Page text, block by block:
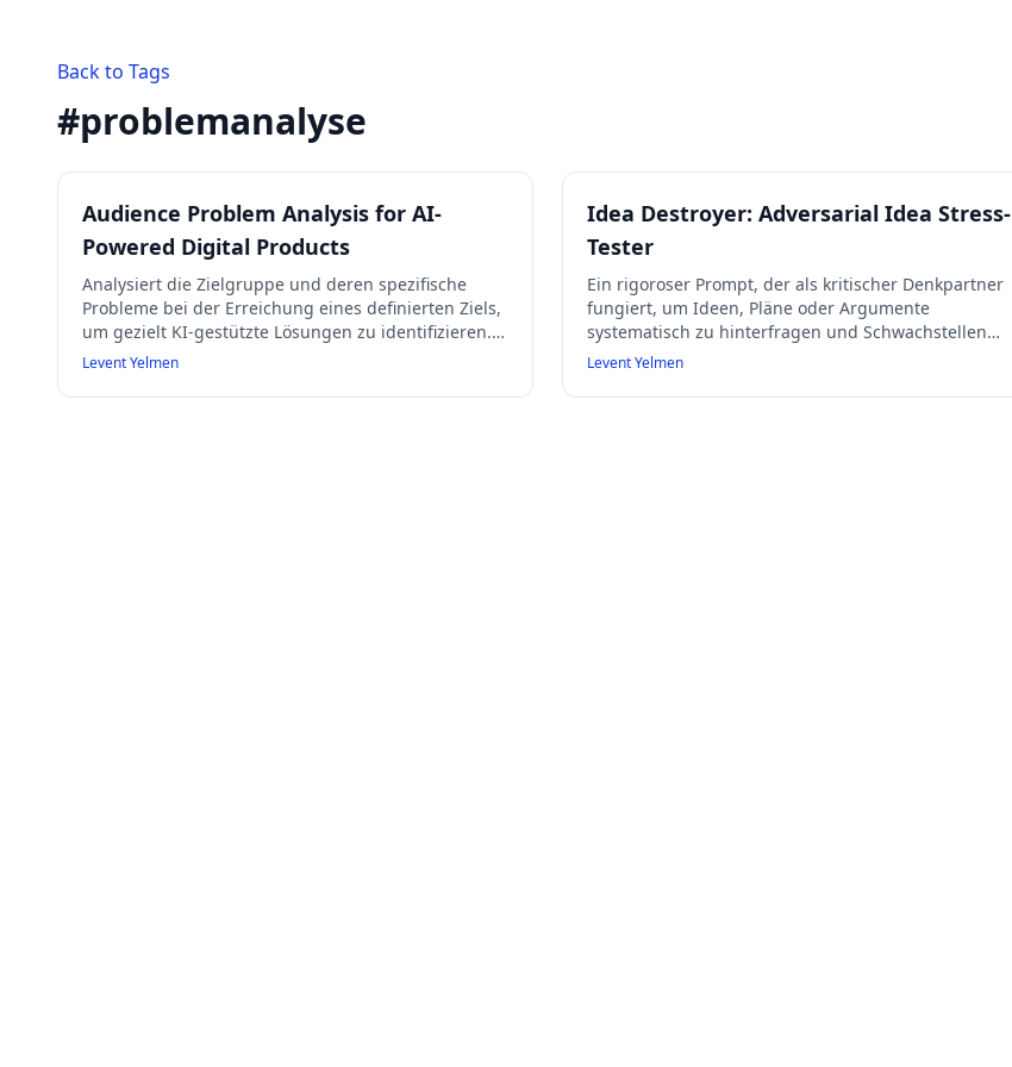
Back to Tags
#problemanalyse
Audience Problem Analysis for AI-
Powered Digital Products
Analysiert die Zielgruppe und deren spezifische
Probleme bei der Erreichung eines definierten Ziels,
um gezielt KI-gestützte Lösungen zu identifizieren.
Der Prompt fordert die Angabe von Zielgruppe und
mit Erklärung und bewertet, ob KI diese schnell
Levent Yelmen
Idea Destroyer: Adversarial Idea Stress-
Tester
Ein rigoroser Prompt, der als kritischer Denkpartner
fungiert, um Ideen, Pläne oder Argumente
systematisch zu hinterfragen und Schwachstellen
aufzudecken. Er identifiziert sofortige Probleme,
Perspektiven, stellt unbequeme Fragen und gibt
Levent Yelmen